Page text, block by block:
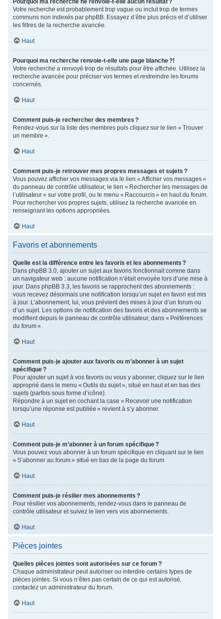
Pourquoi ma recherche ne renvoie-t-elle aucun résultat ?
Votre recherche est probablement trop vague ou inclut trop de termes
communs non indexés par phpBB. Essayez d’être plus précis et d’utiliser
les filtres de la recherche avancée.
Haut
Pourquoi ma recherche renvoie-t-elle une page blanche ?!
Votre recherche a renvoyé trop de résultats pour être affichée. Utilisez la
recherche avancée pour préciser vos termes et restreindre les forums
concernés.
Haut
Comment puis-je rechercher des membres ?
Rendez-vous sur la liste des membres puis cliquez sur le lien « Trouver
un membre ».
Haut
Comment puis-je retrouver mes propres messages et sujets ?
Vous pouvez afficher vos messages via le lien « Afficher vos messages »
du panneau de contrôle utilisateur, le lien « Rechercher les messages de
l’utilisateur » sur votre profil, ou le menu « Raccourcis » en haut du forum.
Pour rechercher vos propres sujets, utilisez la recherche avancée en
renseignant les options appropriées.
Haut
Favoris et abonnements
Quelle est la différence entre les favoris et les abonnements ?
Dans phpBB 3.0, ajouter un sujet aux favoris fonctionnait comme dans
un navigateur web : aucune notification n’était envoyée lors d’une mise à
jour. Dans phpBB 3.3, les favoris se rapprochent des abonnements :
vous recevez désormais une notification lorsqu’un sujet en favori est mis
à jour. L’abonnement, lui, vous prévient des mises à jour d’un forum ou
d’un sujet. Les options de notification des favoris et des abonnements se
modifient depuis le panneau de contrôle utilisateur, dans « Préférences
du forum ».
Haut
Comment puis-je ajouter aux favoris ou m’abonner à un sujet
spécifique ?
Pour ajouter un sujet à vos favoris ou vous y abonner, cliquez sur le lien
approprié dans le menu « Outils du sujet », situé en haut et en bas des
sujets (parfois sous forme d’icône).
Répondre à un sujet en cochant la case « Recevoir une notification
lorsqu’une réponse est publiée » revient à s’y abonner.
Haut
Comment puis-je m’abonner à un forum spécifique ?
Vous pouvez vous abonner à un forum spécifique en cliquant sur le lien
« S’abonner au forum » situé en bas de la page du forum.
Haut
Comment puis-je résilier mes abonnements ?
Pour résilier vos abonnements, rendez-vous dans le panneau de
contrôle utilisateur et suivez le lien vers vos abonnements.
Haut
Pièces jointes
Quelles pièces jointes sont autorisées sur ce forum ?
Chaque administrateur peut autoriser ou interdire certains types de
pièces jointes. Si vous n’êtes pas certain de ce qui est autorisé,
contactez un administrateur du forum.
Haut